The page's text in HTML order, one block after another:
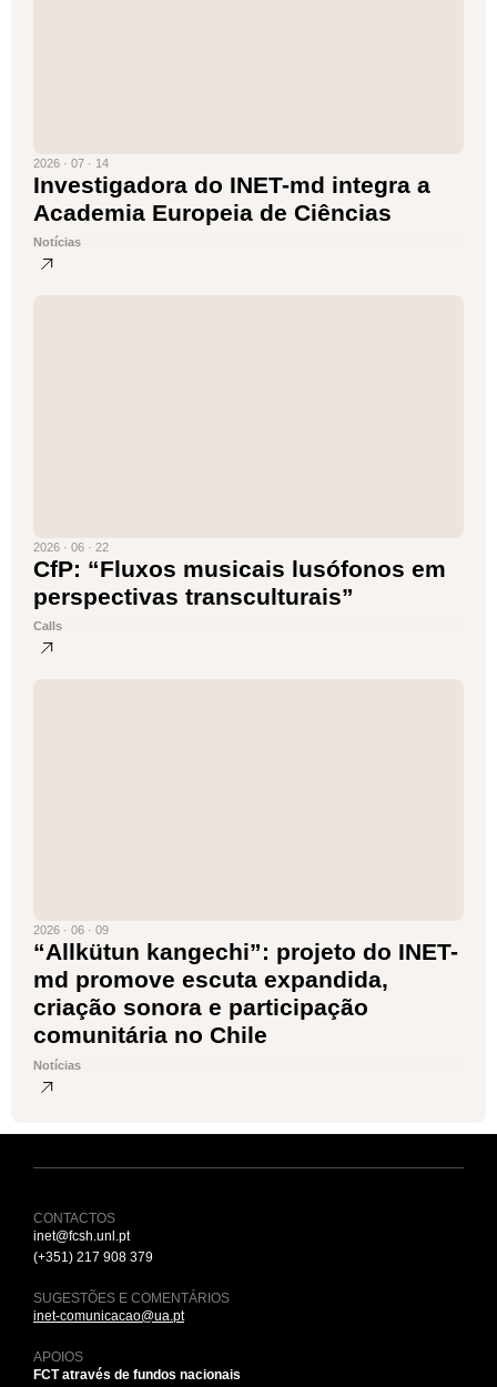
2026 · 07 · 14
Investigadora do INET-md integra a
Academia Europeia de Ciências
Notícias
2026 · 06 · 22
CfP: “Fluxos musicais lusófonos em
perspectivas transculturais”
Calls
2026 · 06 · 09
“Allkütun kangechi”: projeto do INET-
md promove escuta expandida,
criação sonora e participação
comunitária no Chile
Notícias
CONTACTOS
inet@fcsh.unl.pt
(+351) 217 908 379
SUGESTÕES E COMENTÁRIOS
inet-comunicacao@ua.pt
APOIOS
FCT através de fundos nacionais